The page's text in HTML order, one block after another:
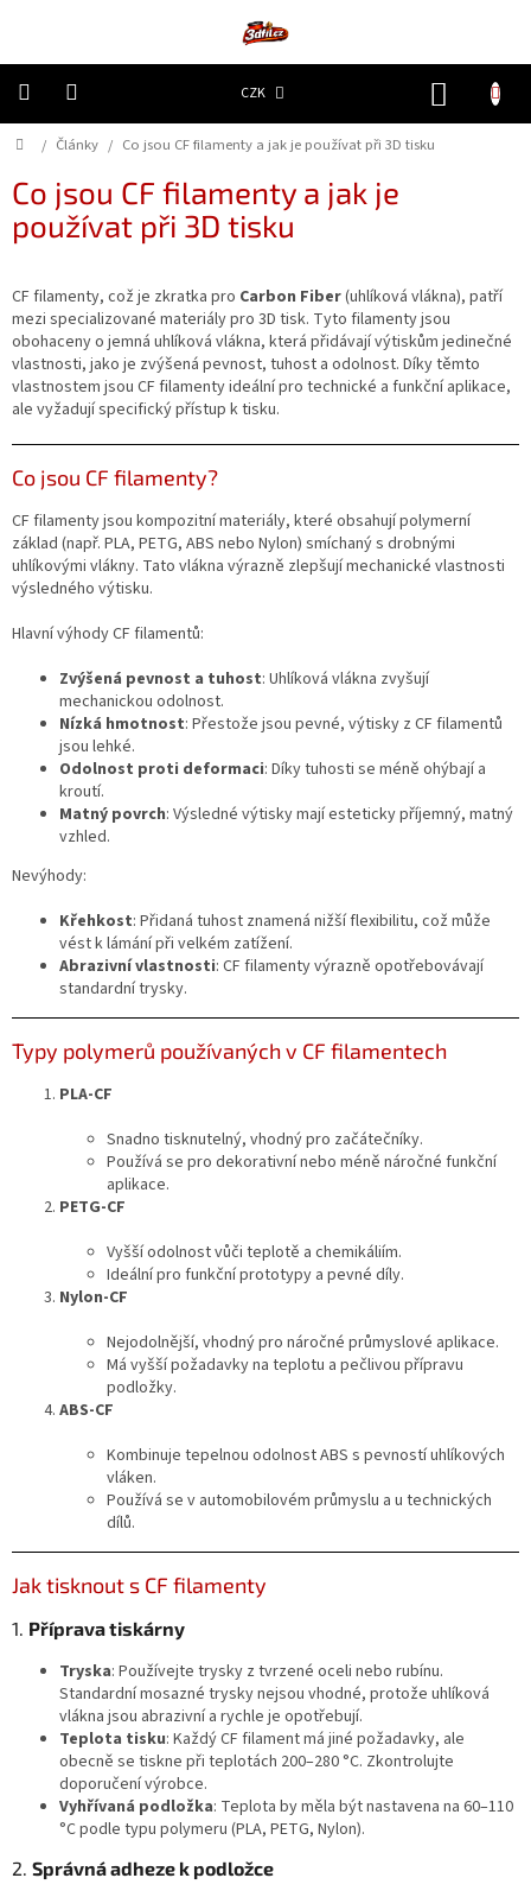
CZK
Filamenty
Resiny
Doplňky
náhradní
díly
ceny
🔥
Novinky
🔥
Zakázková
Slovníček
pojmů
Program
pro
školy
Značky
Přihlášení
Domů
/ Články / Co jsou CF filamenty a jak je používat při 3D tisku
Co jsou CF filamenty a jak je
používat při 3D tisku
CF filamenty, což je zkratka pro Carbon Fiber(uhlíková vlákna), patří
mezi specializované materiály pro 3D tisk. Tyto filamenty jsou
obohaceny o jemná uhlíková vlákna, která přidávají výtiskům jedinečné
vlastnosti, jako je zvýšená pevnost, tuhost a odolnost. Díky těmto
vlastnostem jsou CF filamenty ideální pro technické a funkční aplikace,
ale vyžadují specifický přístup k tisku.
Co jsou CF filamenty?
CF filamenty jsou kompozitní materiály, které obsahují polymerní
základ (např. PLA, PETG, ABS nebo Nylon) smíchaný s drobnými
uhlíkovými vlákny. Tato vlákna výrazně zlepšují mechanické vlastnosti
výsledného výtisku.
Hlavní výhody CF filamentů:
Zvýšená pevnost a tuhost: Uhlíková vlákna zvyšují
mechanickou odolnost.
Nízká hmotnost: Přestože jsou pevné, výtisky z CF filamentů
jsou lehké.
Odolnost proti deformaci: Díky tuhosti se méně ohýbají a
kroutí.
Matný povrch: Výsledné výtisky mají esteticky příjemný, matný
vzhled.
Nevýhody:
Křehkost: Přidaná tuhost znamená nižší flexibilitu, což může
vést k lámání při velkém zatížení.
Abrazivní vlastnosti: CF filamenty výrazně opotřebovávají
standardní trysky.
Typy polymerů používaných v CF filamentech
PLA-CF
Snadno tisknutelný, vhodný pro začátečníky.
Používá se pro dekorativní nebo méně náročné funkční
aplikace.
PETG-CF
Vyšší odolnost vůči teplotě a chemikáliím.
Ideální pro funkční prototypy a pevné díly.
Nylon-CF
Nejodolnější, vhodný pro náročné průmyslové aplikace.
Má vyšší požadavky na teplotu a pečlivou přípravu
podložky.
ABS-CF
Kombinuje tepelnou odolnost ABS s pevností uhlíkových
vláken.
Používá se v automobilovém průmyslu a u technických
dílů.
Jak tisknout s CF filamenty
1. Příprava tiskárny
Tryska: Používejte trysky z tvrzené oceli nebo rubínu.
Standardní mosazné trysky nejsou vhodné, protože uhlíková
vlákna jsou abrazivní a rychle je opotřebují.
Teplota tisku: Každý CF filament má jiné požadavky, ale
obecně se tiskne při teplotách 200–280 °C. Zkontrolujte
doporučení výrobce.
Vyhřívaná podložka: Teplota by měla být nastavena na 60–110
°C podle typu polymeru (PLA, PETG, Nylon).
2. Správná adheze k podložce